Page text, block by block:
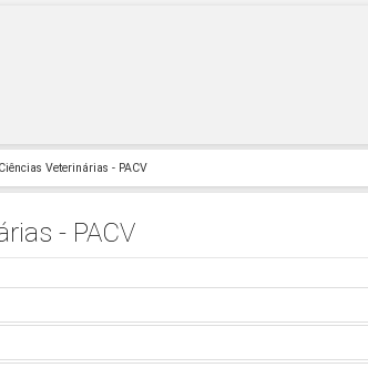
Veterinárias - PACV
- PACV